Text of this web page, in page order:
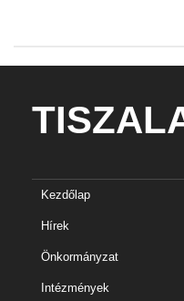
Kezdőlap
Hírek
Önkormányzat
Intézmények